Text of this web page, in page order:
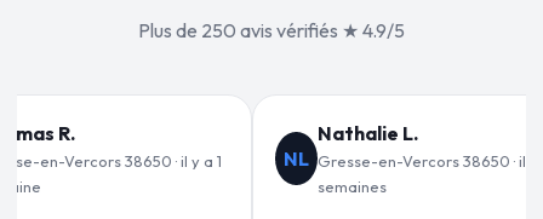
Plus de 250 avis vérifiés ★ 4.9/5
L.
en-Vercors 38650 · il y a 2
JF
Jean-François C.
Gresse-en-Vercors 38650 · il y a 3
semaines